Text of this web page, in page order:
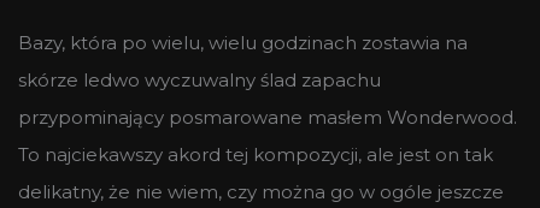
Bazy, która po wielu, wielu godzinach zostawia na
skórze ledwo wyczuwalny ślad zapachu
przypominający posmarowane masłem Wonderwood.
To najciekawszy akord tej kompozycji, ale jest on tak
delikatny, że nie wiem, czy można go w ogóle jeszcze